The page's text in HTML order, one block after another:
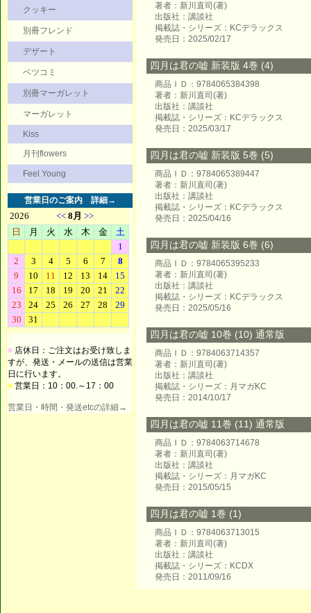
クッキー
別冊フレンド
デザート
ベツコミ
別冊マーガレット
マーガレット
Kiss
月刊flowers
Feel Young
営業日のご案内 詳細→
■ 店休日：ご注文はお受け致しま
すが、発送・メールの送信は営業
日に行います。
■ 営業日：10：00.～17：00
営業日・時間・発送etcの詳細→
著者：新川直司(著)
出版社：講談社
掲載誌・シリーズ：KCデラックス
発売日：2025/02/17
四月は君の嘘 新装版 4巻 (4)
商品ＩＤ：9784065384398
著者：新川直司(著)
出版社：講談社
掲載誌・シリーズ：KCデラックス
発売日：2025/03/17
四月は君の嘘 新装版 5巻 (5)
商品ＩＤ：9784065389447
著者：新川直司(著)
出版社：講談社
掲載誌・シリーズ：KCデラックス
発売日：2025/04/16
四月は君の嘘 新装版 6巻 (6)
商品ＩＤ：9784065395233
著者：新川直司(著)
出版社：講談社
掲載誌・シリーズ：KCデラックス
発売日：2025/05/16
四月は君の嘘 10巻 (10) 通常版
商品ＩＤ：9784063714357
著者：新川直司(著)
出版社：講談社
掲載誌・シリーズ：月マガKC
発売日：2014/10/17
四月は君の嘘 11巻 (11) 通常版
商品ＩＤ：9784063714678
著者：新川直司(著)
出版社：講談社
掲載誌・シリーズ：月マガKC
発売日：2015/05/15
四月は君の嘘 1巻 (1)
商品ＩＤ：9784063713015
著者：新川直司(著)
出版社：講談社
掲載誌・シリーズ：KCDX
発売日：2011/09/16